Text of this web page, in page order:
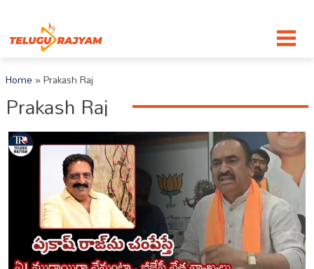
Home»Prakash Raj
Prakash Raj